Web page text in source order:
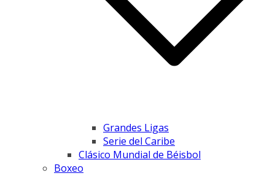
Grandes Ligas
Serie del Caribe
Clásico Mundial de Béisbol
Boxeo